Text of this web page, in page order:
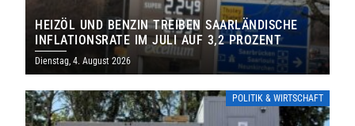
HEIZÖL UND BENZIN TREIBEN SAARLÄNDISCHE
INFLATIONSRATE IM JULI AUF 3,2 PROZENT
Dienstag, 4. August 2026
POLITIK & WIRTSCHAFT